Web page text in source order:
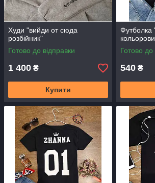
Худи "вийди от сюда
розбійник"
Готово до відправки
1 400 ₴
Купити
Футболка
Готово до
540 ₴